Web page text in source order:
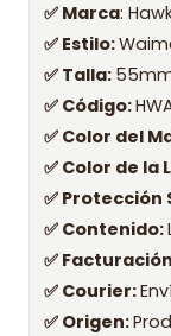
✅ Marca:
✅ Estilo:
✅ Talla:
✅ Código:
✅ Color del
✅ Color de la
✅ Protección
✅ Contenido:
✅
✅ Courier:
✅ Origen: